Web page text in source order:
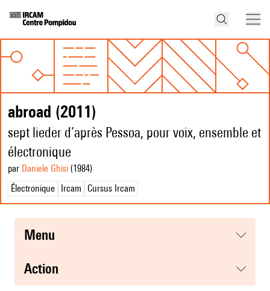
abroad (2011)
sept lieder d’après Pessoa, pour voix, ensemble et
électronique
par Daniele Ghisi (1984)
Électronique
Ircam Cursus Ircam
menu
action